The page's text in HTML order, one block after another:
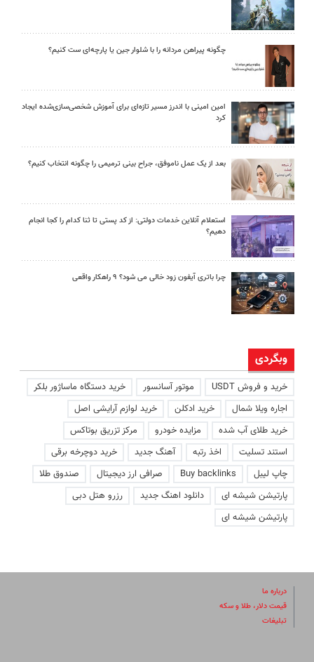
چگونه پیراهن مردانه را با شلوار جین یا پارچه‌ای ست کنیم؟
امین امینی با اندرز مسیر تازه‌ای برای آموزش شخصی‌سازی‌شده ایجاد
کرد
بعد از یک عمل ناموفق، جراح بینی ترمیمی را چگونه انتخاب کنیم؟
استعلام آنلاین خدمات دولتی: از کد پستی تا ثنا کدام را کجا انجام
دهیم؟
چرا باتری آیفون زود خالی می شود؟ ۹ راهکار واقعی
وبگردی
خرید و فروش USDT موتور آسانسور
خرید دستگاه ماساژور بلکر
اجاره ویلا شمال
خرید ادکلن
خرید لوازم آرایشی اصل
خرید طلای آب شده
مزایده خودرو
مرکز تزریق بوتاکس
استند تسلیت
اخذ رتبه آهنگ جدید
خرید دوچرخه برقی
چاپ لیبل
Buy backlinks صرافی ارز دیجیتال
صندوق طلا
پارتیشن شیشه ای
دانلود اهنگ جدید
رزرو هتل دبی
پارتیشن شیشه ای
درباره ما
قیمت دلار، طلا و سکه
تبلیغات